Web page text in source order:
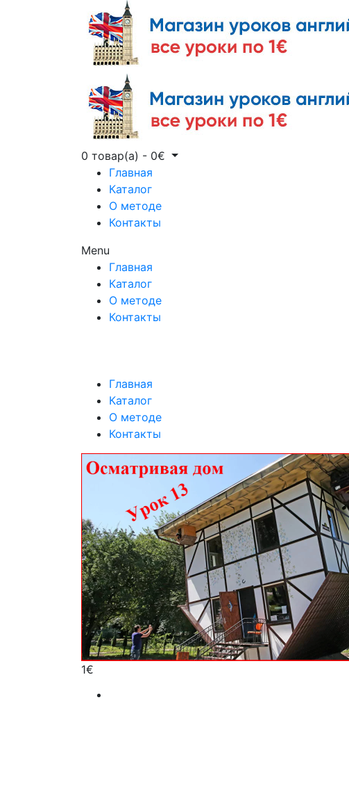
0 товар(а) - 0€
Главная
Каталог
О методе
Контакты
Menu
Главная
Каталог
О методе
Контакты
Главная
Каталог
О методе
Контакты
1€